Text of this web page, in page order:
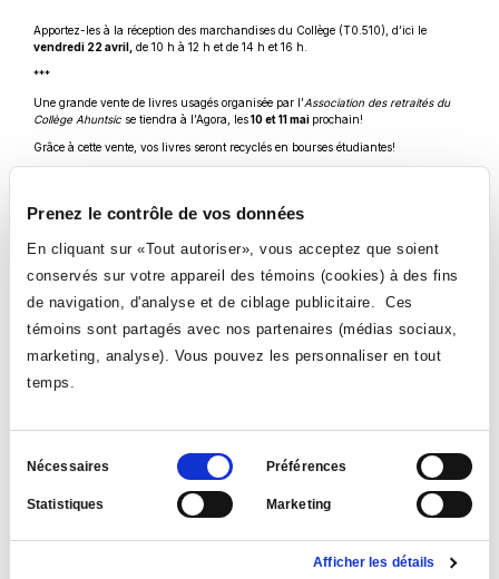
Prenez le contrôle de vos données
En cliquant sur «Tout autoriser», vous acceptez que soient
conservés sur votre appareil des témoins (cookies) à des fins
de navigation, d'analyse et de ciblage publicitaire. Ces
témoins sont partagés avec nos partenaires (médias sociaux,
marketing, analyse). Vous pouvez les personnaliser en tout
temps.
Sélection
consentement
Nécessaires Préférences
Statistiques Marketing
Afficher les détails
Apportez-les à la réception des marchandises du Collège (T0.510), d’ici le
vendredi 22 avril,
de 10 h à 12 h et de 14 h et 16 h.
***
Une grande vente de livres usagés organisée par l’Association des retraités du
Collège Ahuntsic se tiendra à l’Agora, les10 et 11 mai prochain!
Grâce à cette vente, vos livres seront recyclés en bourses étudiantes!
INFORMATION
514 389-5921, poste 2958
fondation@collegeahuntsic.qc.ca
VOIR TOUTES LES NOUVELLES
Suivez-nous
Ce